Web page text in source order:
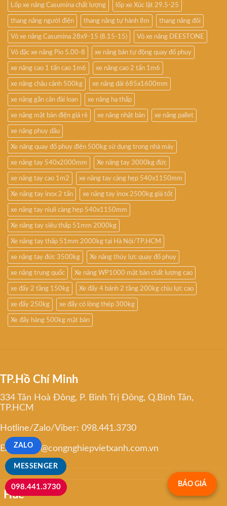
Lốp xe nâng Casumina chất lượng lốp xe Xúc lật 29.5-25
thang nâng người điện thang nâng tự hành 8m thang nâng đôi
Vỏ xe nâng Casumina 28x9-15 (8.15-15) Vỏ xe nâng DEESTONE
Vỏ đặc xe nâng Pio 5.00-8 xe nâng bán tự động quay đổ phuy
xe nâng cao 1 tấn cao 1m6 xe nâng cao 2 tấn 1m6
xe nâng chậu cảnh 500kg xe nâng dài 685x1600mm
xe nâng gắn cân đài loan xe nâng hạ thấp
xe nâng mặt bàn điện giá rẻ xe nâng nhật bản xe nâng pallet
xe nâng phuy dầu
Xe nâng quay đổ phuy điện 500kg sử dụng trong nhà máy
xe nâng tay 540x2000mm Xe nâng tay 3000kg đức
xe nâng tay cao 1m2 xe nâng tay càng hẹp 540x1150mm
Xe nâng tay inox 2 tấn xe nâng tay inox 2500kg giá tốt
xe nâng tay niuli càng hẹp 540x1150mm
Xe nâng tay siêu thấp 51mm 2000kg
Xe nâng tay thấp 51mm 2000kg tại Hà Nội/TP.HCM
xe nâng tay đức 3500kg Xe nâng thủy lực quay đổ phuy
xe nâng trung quốc Xe nâng WP1000 mặt bàn chất lượng cao
xe đẩy 2 tầng 150kg Xe đẩy 4 bánh 2 tầng 200kg chịu lực cao
xe đẩy 250kg xe đẩy có lòng thép 300kg
Xe đẩy hàng 500kg mặt bàn
TP.Hồ Chí Minh
334 Tân Hoà Đông, P. Bình Trị Đông, Q.Bình Tân,
TP.HCM
Hotline/Zalo/Viber: 098.441.3730
Email: linh@congnghiepvietxanh.com.vn
Huế
BÁO GIÁ
MESSENGER
ZALO
098.441.3730